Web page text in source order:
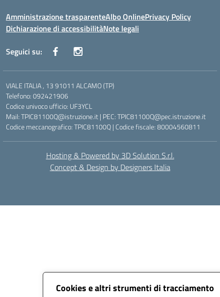
Cookies e altri strumenti di tracciamento
Amministrazione trasparenteAlbo OnlinePrivacy Policy
Dichiarazione di accessibilitàNote legali
Seguici su:
VIALE ITALIA , 13 91011 ALCAMO (TP)
Telefono: 092421906
Codice univoco ufficio: UF3YCL
Mail: TPIC81100Q@istruzione.it | PEC: TPIC81100Q@pec.istruzione.it
Codice meccanografico: TPIC81100Q | Codice fiscale: 80004560811
Hosting & Powered by 3D Solution S.r.l.
Concept & Design by Designers Italia